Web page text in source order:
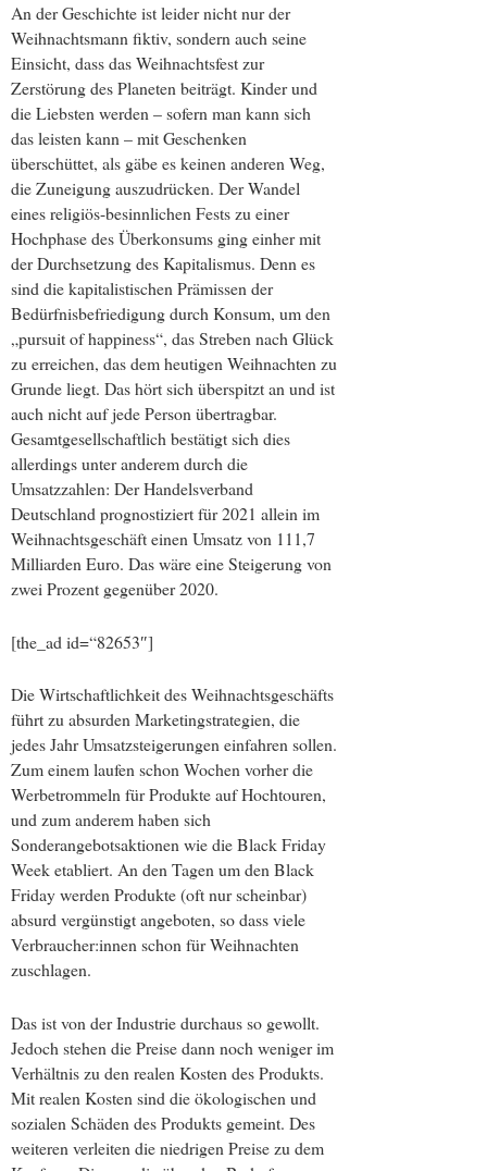
An der Geschichte ist leider nicht nur der
Weihnachtsmann fiktiv, sondern auch seine
Einsicht, dass das Weihnachtsfest zur
Zerstörung des Planeten beiträgt. Kinder und
die Liebsten werden – sofern man kann sich
das leisten kann – mit Geschenken
überschüttet, als gäbe es keinen anderen Weg,
die Zuneigung auszudrücken. Der Wandel
eines religiös-besinnlichen Fests zu einer
Hochphase des Überkonsums ging einher mit
der Durchsetzung des Kapitalismus. Denn es
sind die kapitalistischen Prämissen der
Bedürfnisbefriedigung durch Konsum, um den
„pursuit of happiness“, das Streben nach Glück
zu erreichen, das dem heutigen Weihnachten zu
Grunde liegt. Das hört sich überspitzt an und ist
auch nicht auf jede Person übertragbar.
Gesamtgesellschaftlich bestätigt sich dies
allerdings unter anderem durch die
Umsatzzahlen: Der Handelsverband
Deutschland prognostiziert für 2021 allein im
Weihnachtsgeschäft einen Umsatz von 111,7
Milliarden Euro. Das wäre eine Steigerung von
zwei Prozent gegenüber 2020.
[the_ad id=“82653″]
Die Wirtschaftlichkeit des Weihnachtsgeschäfts
führt zu absurden Marketingstrategien, die
jedes Jahr Umsatzsteigerungen einfahren sollen.
Zum einem laufen schon Wochen vorher die
Werbetrommeln für Produkte auf Hochtouren,
und zum anderem haben sich
Sonderangebotsaktionen wie die Black Friday
Week etabliert. An den Tagen um den Black
Friday werden Produkte (oft nur scheinbar)
absurd vergünstigt angeboten, so dass viele
Verbraucher:innen schon für Weihnachten
zuschlagen.
Das ist von der Industrie durchaus so gewollt.
Jedoch stehen die Preise dann noch weniger im
Verhältnis zu den realen Kosten des Produkts.
Mit realen Kosten sind die ökologischen und
sozialen Schäden des Produkts gemeint. Des
weiteren verleiten die niedrigen Preise zu dem